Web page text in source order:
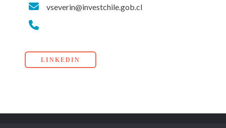
vseverin@investchile.gob.cl
LINKEDIN